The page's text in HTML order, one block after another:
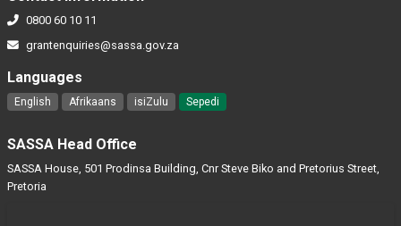
0800 60 10 11
grantenquiries@sassa.gov.za
Languages
English Afrikaans isiZulu Sepedi
SASSA Head Office
SASSA House, 501 Prodinsa Building, Cnr Steve Biko and Pretorius Street,
Pretoria